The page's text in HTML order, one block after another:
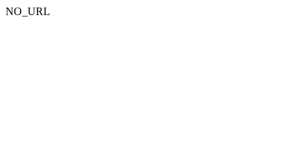
NO_URL